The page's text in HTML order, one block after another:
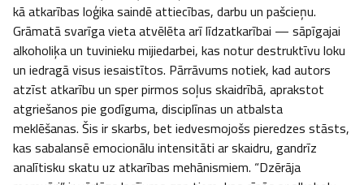
kā atkarības loģika saindē attiecības, darbu un pašcieņu.
Grāmatā svarīga vieta atvēlēta arī līdzatkarībai — sāpīgajai
alkoholiķa un tuvinieku mijiedarbei, kas notur destruktīvu loku
un iedragā visus iesaistītos. Pārrāvums notiek, kad autors
atzīst atkarību un sper pirmos soļus skaidrībā, aprakstot
atgriešanos pie godīguma, disciplīnas un atbalsta
meklēšanas. Šis ir skarbs, bet iedvesmojošs pieredzes stāsts,
kas sabalansē emocionālu intensitāti ar skaidru, gandrīz
analītisku skatu uz atkarības mehānismiem. “Dzērāja